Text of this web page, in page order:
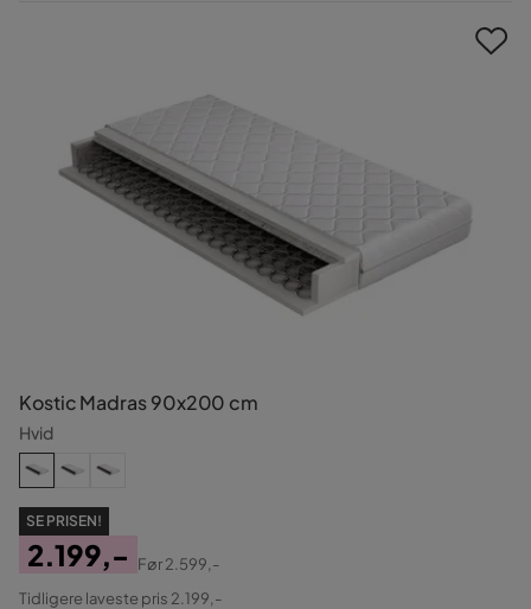
Kostic Madras 90x200 cm
Hvid
SE PRISEN!
Pris
2.199,-
Original
Før2.599,-
Tidligere laveste pris 2.199,-